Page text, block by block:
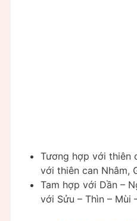
Tương hợp với thiên
với thiên can Nhâm,
Tam hợp với Dần –
với Sửu – Thìn – Mùi